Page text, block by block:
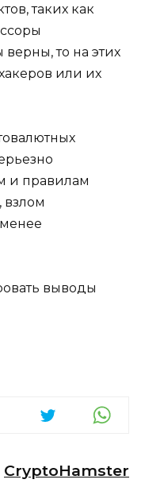
таких как
то на этих
или их
и правилам
взлом
выводы
CryptoHamster